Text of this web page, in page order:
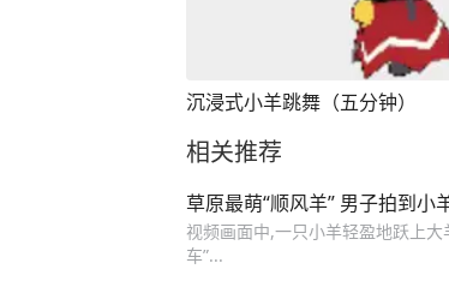
沉浸式小羊跳舞（五分钟）
相关推荐
草原最萌“顺风羊” 男子拍到
视频画面中,一只小羊轻盈地跃上
车”...